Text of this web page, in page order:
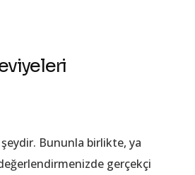
Bununla birlikte, ya
gerçekçi